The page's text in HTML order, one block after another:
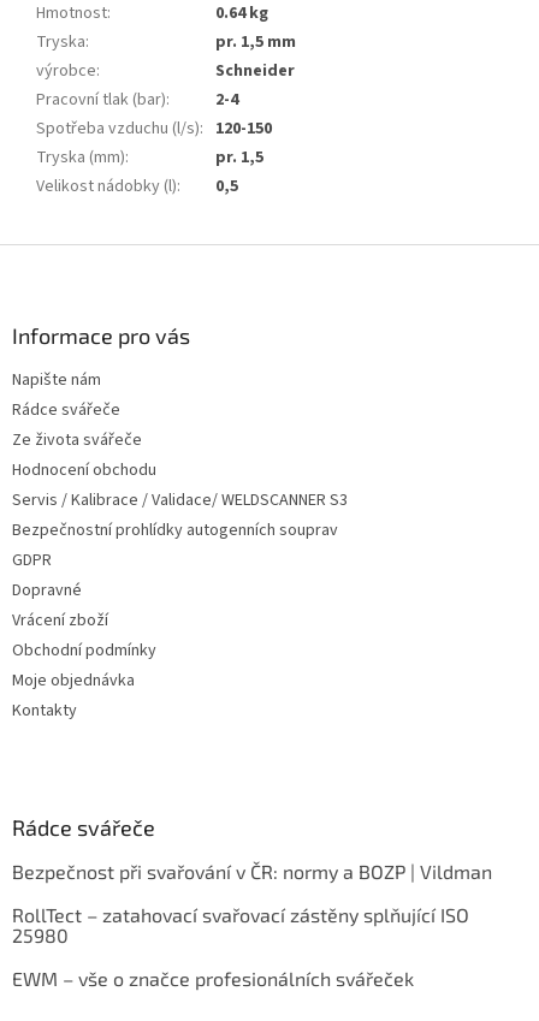
Hmotnost:
0.64 kg
Tryska:
pr. 1,5 mm
výrobce:
Schneider
Pracovní tlak (bar):
2-4
Spotřeba vzduchu (l/s): 120-150
Tryska (mm):
pr. 1,5
Velikost nádobky (l): 0,5
Informace pro vás
Napište nám
Rádce svářeče
Ze života svářeče
Hodnocení obchodu
Servis / Kalibrace / Validace/ WELDSCANNER S3
Bezpečnostní prohlídky autogenních souprav
GDPR
Dopravné
Vrácení zboží
Obchodní podmínky
Moje objednávka
Kontakty
Rádce svářeče
Bezpečnost při svařování v ČR: normy a BOZP | Vildman
RollTect – zatahovací svařovací zástěny splňující ISO
25980
EWM – vše o značce profesionálních svářeček